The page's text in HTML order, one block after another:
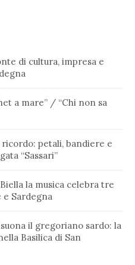
di cultura, impresa e
a mare” / “Chi non sa
petali, bandiere e
“Sassari”
la musica celebra tre
Sardegna
il gregoriano sardo: la
Basilica di San